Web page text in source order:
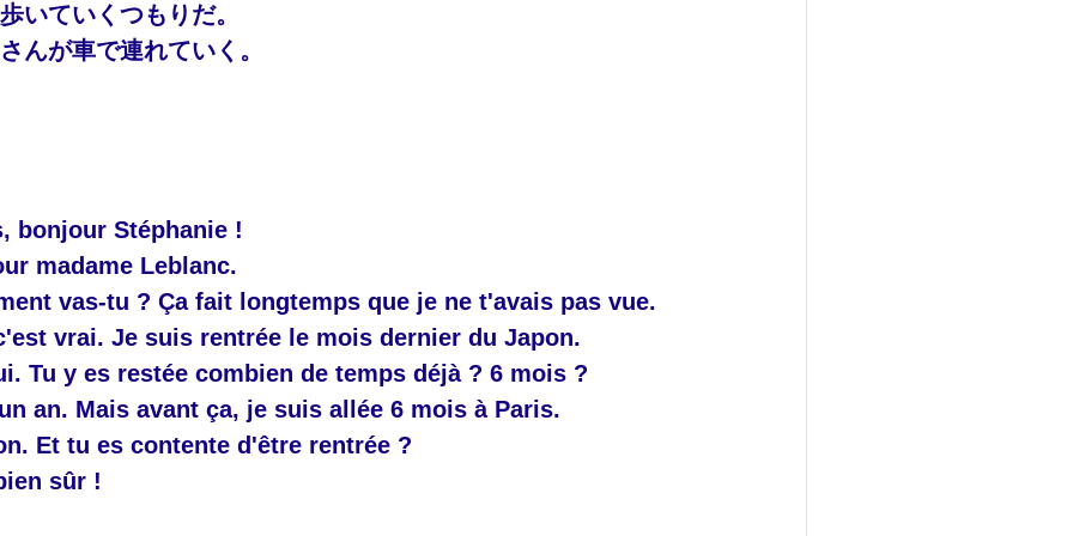
いていくつもりだ。
んが車で連れていく。
bonjour Stéphanie !
madame Leblanc.
vas-tu ? Ça fait longtemps que je ne t'avais pas vue.
vrai. Je suis rentrée le mois dernier du Japon.
Tu y es restée combien de temps déjà ? 6 mois ?
an. Mais avant ça, je suis allée 6 mois à Paris.
Et tu es contente d'être rentrée ?
sûr !